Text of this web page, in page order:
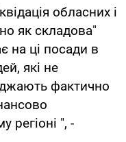
обласних і
як складова"
на ці посади в
які не
фактично
регіоні ", -